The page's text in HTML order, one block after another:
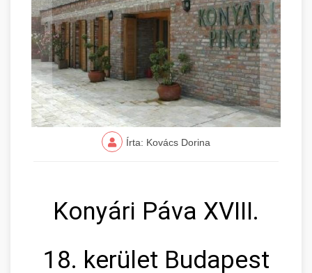
Írta: Kovács Dorina
Konyári Páva XVIII.
18. kerület Budapest